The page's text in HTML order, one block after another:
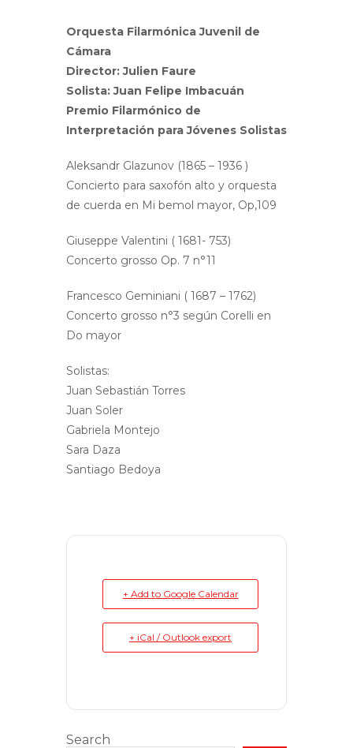
Orquesta Filarmónica Juvenil de
Cámara
Director: Julien Faure
Solista: Juan Felipe Imbacuán
Premio Filarmónico de
Interpretación para Jóvenes Solistas
Aleksandr Glazunov (1865 – 1936 )
Concierto para saxofón alto y orquesta
de cuerda en Mi bemol mayor, Op,109
Giuseppe Valentini ( 1681- 753)
Concerto grosso Op. 7 n°11
Francesco Geminiani ( 1687 – 1762)
Concerto grosso n°3 según Corelli en
Do mayor
Solistas:
Juan Sebastián Torres
Juan Soler
Gabriela Montejo
Sara Daza
Santiago Bedoya
+ Add to Google Calendar
+ iCal / Outlook export
Search